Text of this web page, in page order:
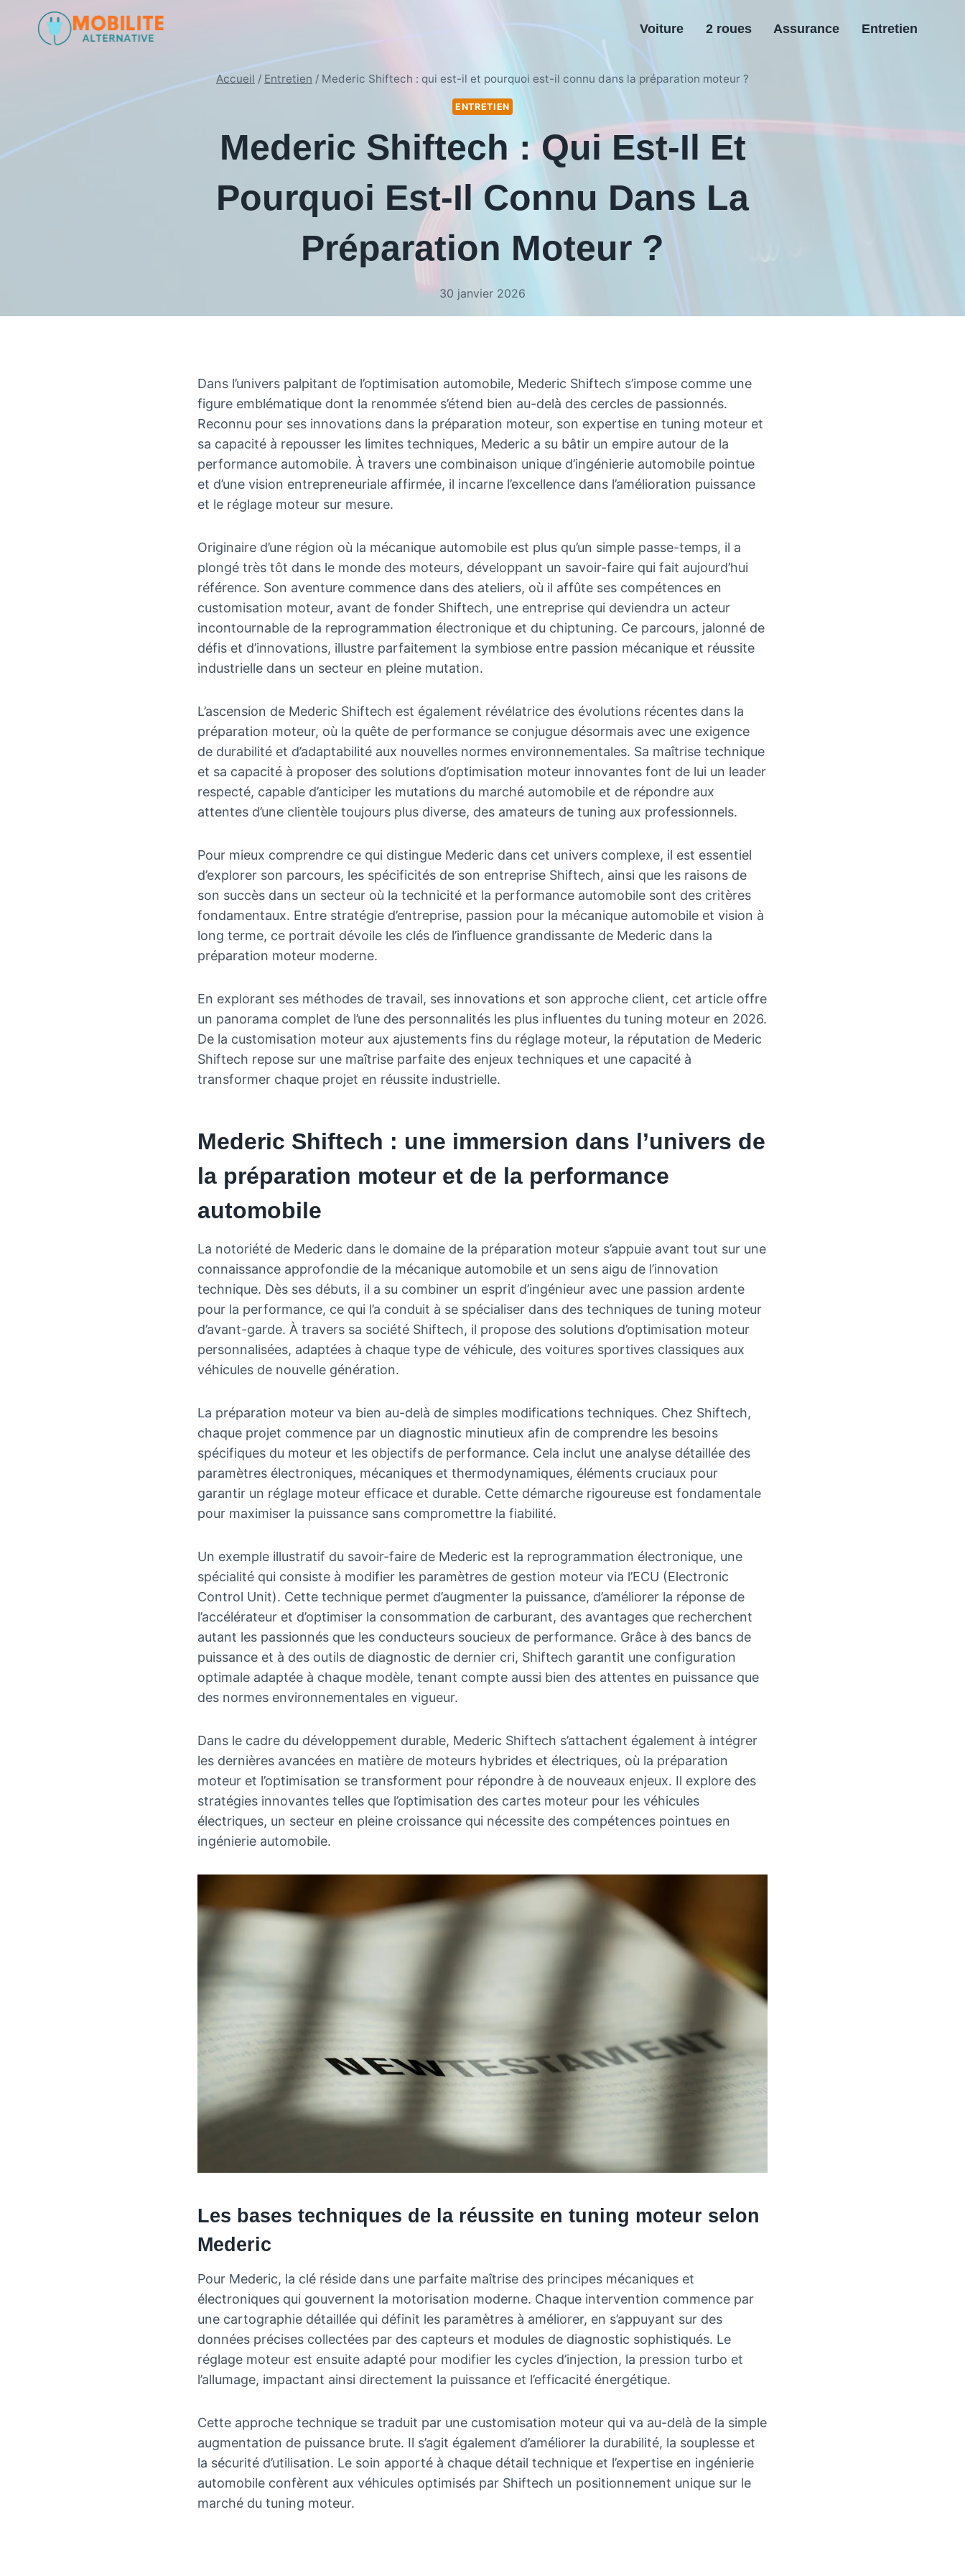
contenu
Voiture 2 roues Assurance Entretien
Accueil / Entretien / Mederic Shiftech : qui est-il et pourquoi est-il connu dans la préparation moteur ?
ENTRETIEN
Mederic Shiftech : Qui Est-Il Et
Pourquoi Est-Il Connu Dans La
Préparation Moteur ?
30 janvier 2026
Dans l’univers palpitant de l’optimisation automobile, Mederic Shiftech s’impose comme une
figure emblématique dont la renommée s’étend bien au-delà des cercles de passionnés.
Reconnu pour ses innovations dans la préparation moteur, son expertise en tuning moteur et
sa capacité à repousser les limites techniques, Mederic a su bâtir un empire autour de la
performance automobile. À travers une combinaison unique d’ingénierie automobile pointue
et d’une vision entrepreneuriale affirmée, il incarne l’excellence dans l’amélioration puissance
et le réglage moteur sur mesure.
Originaire d’une région où la mécanique automobile est plus qu’un simple passe-temps, il a
plongé très tôt dans le monde des moteurs, développant un savoir-faire qui fait aujourd’hui
référence. Son aventure commence dans des ateliers, où il affûte ses compétences en
customisation moteur, avant de fonder Shiftech, une entreprise qui deviendra un acteur
incontournable de la reprogrammation électronique et du chiptuning. Ce parcours, jalonné de
défis et d’innovations, illustre parfaitement la symbiose entre passion mécanique et réussite
industrielle dans un secteur en pleine mutation.
L’ascension de Mederic Shiftech est également révélatrice des évolutions récentes dans la
préparation moteur, où la quête de performance se conjugue désormais avec une exigence
de durabilité et d’adaptabilité aux nouvelles normes environnementales. Sa maîtrise technique
et sa capacité à proposer des solutions d’optimisation moteur innovantes font de lui un leader
respecté, capable d’anticiper les mutations du marché automobile et de répondre aux
attentes d’une clientèle toujours plus diverse, des amateurs de tuning aux professionnels.
Pour mieux comprendre ce qui distingue Mederic dans cet univers complexe, il est essentiel
d’explorer son parcours, les spécificités de son entreprise Shiftech, ainsi que les raisons de
son succès dans un secteur où la technicité et la performance automobile sont des critères
fondamentaux. Entre stratégie d’entreprise, passion pour la mécanique automobile et vision à
long terme, ce portrait dévoile les clés de l’influence grandissante de Mederic dans la
préparation moteur moderne.
En explorant ses méthodes de travail, ses innovations et son approche client, cet article offre
un panorama complet de l’une des personnalités les plus influentes du tuning moteur en 2026.
De la customisation moteur aux ajustements fins du réglage moteur, la réputation de Mederic
Shiftech repose sur une maîtrise parfaite des enjeux techniques et une capacité à
transformer chaque projet en réussite industrielle.
Mederic Shiftech : une immersion dans l’univers de
la préparation moteur et de la performance
automobile
La notoriété de Mederic dans le domaine de la préparation moteur s’appuie avant tout sur une
connaissance approfondie de la mécanique automobile et un sens aigu de l’innovation
technique. Dès ses débuts, il a su combiner un esprit d’ingénieur avec une passion ardente
pour la performance, ce qui l’a conduit à se spécialiser dans des techniques de tuning moteur
d’avant-garde. À travers sa société Shiftech, il propose des solutions d’optimisation moteur
personnalisées, adaptées à chaque type de véhicule, des voitures sportives classiques aux
véhicules de nouvelle génération.
La préparation moteur va bien au-delà de simples modifications techniques. Chez Shiftech,
chaque projet commence par un diagnostic minutieux afin de comprendre les besoins
spécifiques du moteur et les objectifs de performance. Cela inclut une analyse détaillée des
paramètres électroniques, mécaniques et thermodynamiques, éléments cruciaux pour
garantir un réglage moteur efficace et durable. Cette démarche rigoureuse est fondamentale
pour maximiser la puissance sans compromettre la fiabilité.
Un exemple illustratif du savoir-faire de Mederic est la reprogrammation électronique, une
spécialité qui consiste à modifier les paramètres de gestion moteur via l’ECU (Electronic
Control Unit). Cette technique permet d’augmenter la puissance, d’améliorer la réponse de
l’accélérateur et d’optimiser la consommation de carburant, des avantages que recherchent
autant les passionnés que les conducteurs soucieux de performance. Grâce à des bancs de
puissance et à des outils de diagnostic de dernier cri, Shiftech garantit une configuration
optimale adaptée à chaque modèle, tenant compte aussi bien des attentes en puissance que
des normes environnementales en vigueur.
Dans le cadre du développement durable, Mederic Shiftech s’attachent également à intégrer
les dernières avancées en matière de moteurs hybrides et électriques, où la préparation
moteur et l’optimisation se transforment pour répondre à de nouveaux enjeux. Il explore des
stratégies innovantes telles que l’optimisation des cartes moteur pour les véhicules
électriques, un secteur en pleine croissance qui nécessite des compétences pointues en
ingénierie automobile.
Les bases techniques de la réussite en tuning moteur selon
Mederic
Pour Mederic, la clé réside dans une parfaite maîtrise des principes mécaniques et
électroniques qui gouvernent la motorisation moderne. Chaque intervention commence par
une cartographie détaillée qui définit les paramètres à améliorer, en s’appuyant sur des
données précises collectées par des capteurs et modules de diagnostic sophistiqués. Le
réglage moteur est ensuite adapté pour modifier les cycles d’injection, la pression turbo et
l’allumage, impactant ainsi directement la puissance et l’efficacité énergétique.
Cette approche technique se traduit par une customisation moteur qui va au-delà de la simple
augmentation de puissance brute. Il s’agit également d’améliorer la durabilité, la souplesse et
la sécurité d’utilisation. Le soin apporté à chaque détail technique et l’expertise en ingénierie
automobile confèrent aux véhicules optimisés par Shiftech un positionnement unique sur le
marché du tuning moteur.